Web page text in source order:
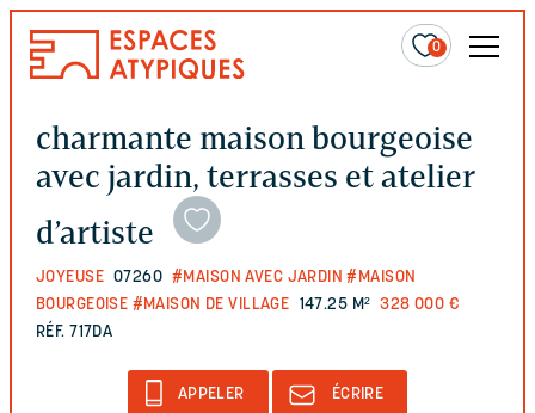
0
charmante maison bourgeoise
avec jardin, terrasses et atelier
d’artiste
JOYEUSE 07260 #MAISON AVEC JARDIN #MAISON
BOURGEOISE #MAISON DE VILLAGE 147.25 M² 328 000 €
RÉF. 717DA
APPELER ÉCRIRE